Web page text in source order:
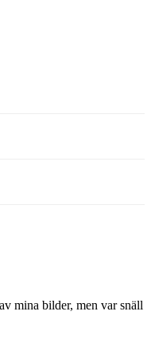
mina bilder, men var snäll